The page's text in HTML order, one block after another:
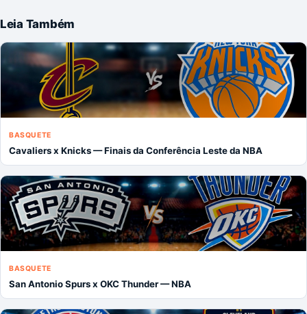
Leia Também
BASQUETE
Cavaliers x Knicks — Finais da Conferência Leste da NBA
BASQUETE
San Antonio Spurs x OKC Thunder — NBA